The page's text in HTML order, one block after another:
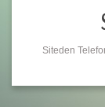
Siteden